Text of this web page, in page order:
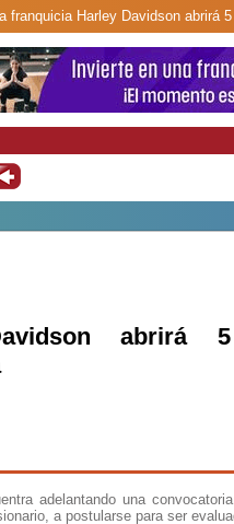
franquicia Harley Davidson abrirá
abrirá
adelantando una
a postularse para ser